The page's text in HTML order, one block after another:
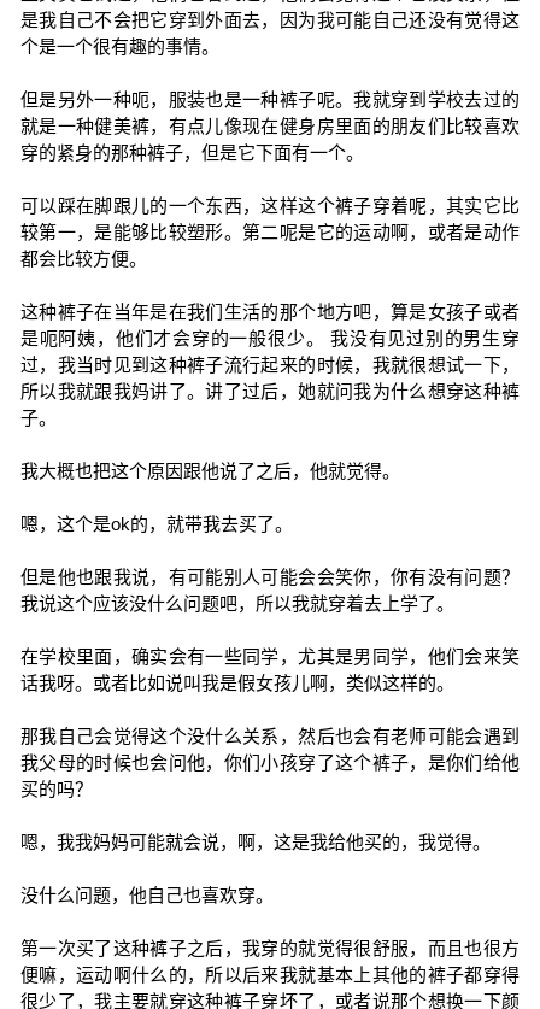
是我自己不会把它穿到外面去，因为我可能自己还没有觉得这
个是一个很有趣的事情。
但是另外一种呃，服装也是一种裤子呢。我就穿到学校去过的
就是一种健美裤，有点儿像现在健身房里面的朋友们比较喜欢
穿的紧身的那种裤子，但是它下面有一个。
可以踩在脚跟儿的一个东西，这样这个裤子穿着呢，其实它比
较第一，是能够比较塑形。第二呢是它的运动啊，或者是动作
都会比较方便。
这种裤子在当年是在我们生活的那个地方吧，算是女孩子或者
是呃阿姨，他们才会穿的一般很少。 我没有见过别的男生穿
过，我当时见到这种裤子流行起来的时候，我就很想试一下，
所以我就跟我妈讲了。讲了过后，她就问我为什么想穿这种裤
子。
我大概也把这个原因跟他说了之后，他就觉得。
嗯，这个是ok的，就带我去买了。
但是他也跟我说，有可能别人可能会会笑你，你有没有问题？
我说这个应该没什么问题吧，所以我就穿着去上学了。
在学校里面，确实会有一些同学，尤其是男同学，他们会来笑
话我呀。或者比如说叫我是假女孩儿啊，类似这样的。
那我自己会觉得这个没什么关系，然后也会有老师可能会遇到
我父母的时候也会问他，你们小孩穿了这个裤子，是你们给他
买的吗？
嗯，我我妈妈可能就会说，啊，这是我给他买的，我觉得。
没什么问题，他自己也喜欢穿。
第一次买了这种裤子之后，我穿的就觉得很舒服，而且也很方
便嘛，运动啊什么的，所以后来我就基本上其他的裤子都穿得
很少了，我主要就穿这种裤子穿坏了，或者说那个想换一下颜